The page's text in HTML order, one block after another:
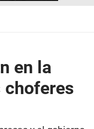
en la
choferes